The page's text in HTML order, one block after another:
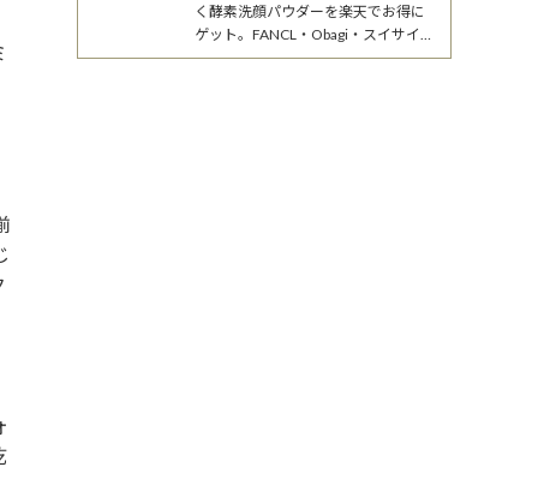
く酵素洗顔パウダーを楽天でお得に
ゲット。FANCL・Obagi・スイサイの
人気3商品をBiew編集部が徹底比較し